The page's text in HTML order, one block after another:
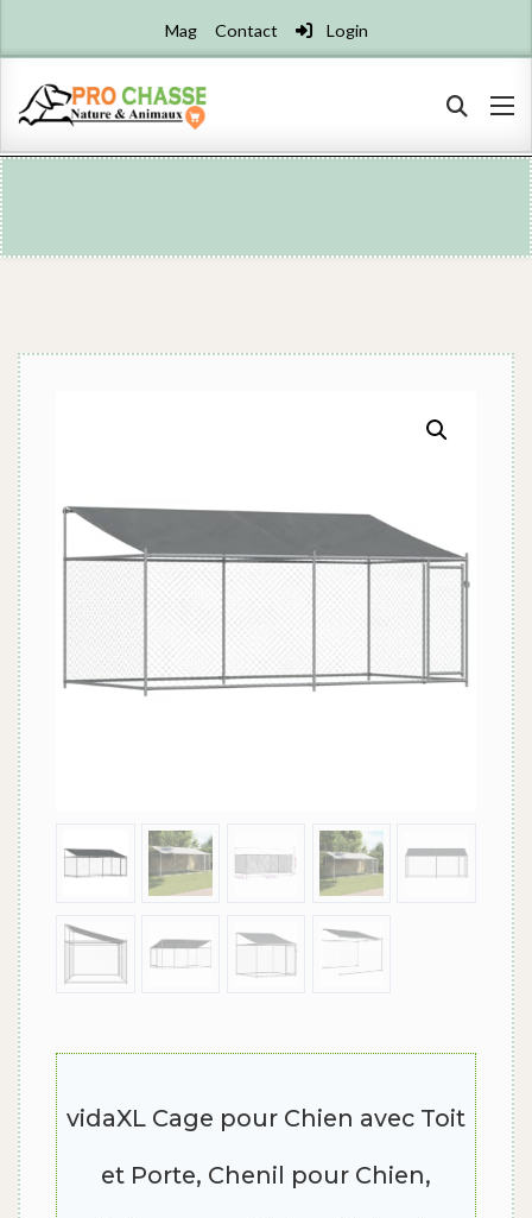
Mag Contact Login
vidaXL Cage pour Chien avec Toit
et Porte, Chenil pour Chien,